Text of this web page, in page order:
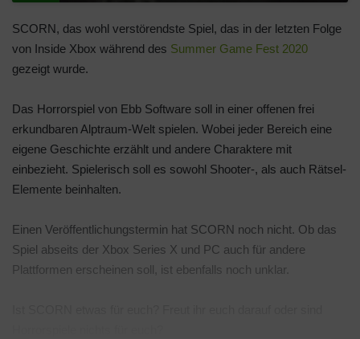
SCORN, das wohl verstörendste Spiel, das in der letzten Folge
von Inside Xbox während des Summer Game Fest 2020
gezeigt wurde.
Das Horrorspiel von Ebb Software soll in einer offenen frei
erkundbaren Alptraum-Welt spielen. Wobei jeder Bereich eine
eigene Geschichte erzählt und andere Charaktere mit
einbezieht. Spielerisch soll es sowohl Shooter-, als auch Rätsel-
Elemente beinhalten.
Einen Veröffentlichungstermin hat SCORN noch nicht. Ob das
Spiel abseits der Xbox Series X und PC auch für andere
Plattformen erscheinen soll, ist ebenfalls noch unklar.